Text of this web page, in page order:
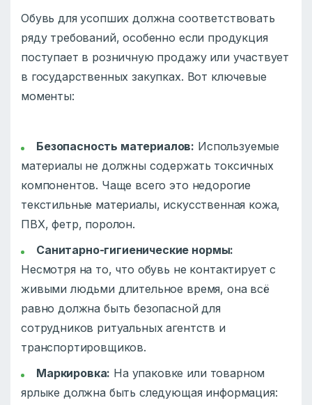
Обувь для усопших должна соответствовать
ряду требований, особенно если продукция
поступает в розничную продажу или участвует
в государственных закупках. Вот ключевые
моменты:
Безопасность материалов: Используемые
материалы не должны содержать токсичных
компонентов. Чаще всего это недорогие
текстильные материалы, искусственная кожа,
ПВХ, фетр, поролон.
Санитарно-гигиенические нормы:
Несмотря на то, что обувь не контактирует с
живыми людьми длительное время, она всё
равно должна быть безопасной для
сотрудников ритуальных агентств и
транспортировщиков.
Маркировка: На упаковке или товарном
ярлыке должна быть следующая информация: